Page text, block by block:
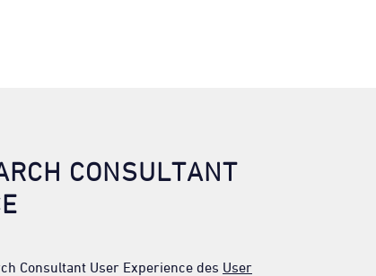
CONSULTANT
Consultant User Experience des User